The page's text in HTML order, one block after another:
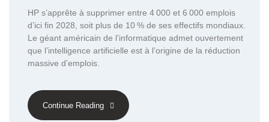
HP s’apprête à supprimer entre 4 000 et 6 000 emplois
d’ici fin 2028, soit plus de 10 % de ses effectifs mondiaux.
Le géant américain de l’informatique admet ouvertement
que l’intelligence artificielle est à l’origine de la réduction
massive d’emplois.
Continue Reading